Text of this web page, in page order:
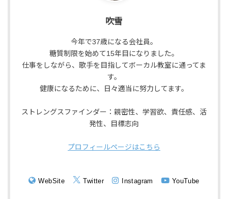
吹雪
今年で37歳になる会社員。
糖質制限を始めて15年目になりました。
仕事をしながら、歌手を目指してボーカル教室に通ってま
す。
健康になるために、日々適当に努力してます。
ストレングスファインダー：親密性、学習欲、責任感、活
発性、目標志向
プロフィールページはこちら
WebSite Twitter Instagram YouTube